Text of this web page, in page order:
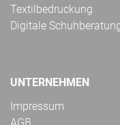
Textilbedruckung
Digitale
UNTERNEHMEN
Impressum